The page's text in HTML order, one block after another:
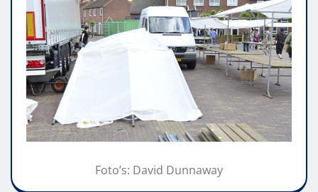
Foto’s: David Dunnaway